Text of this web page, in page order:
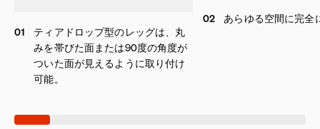
01
ティアドロップ型のレッグは、丸
みを帯びた面または90度の角度が
ついた面が見えるように取り付け
可能。
02 あらゆる空間に完全